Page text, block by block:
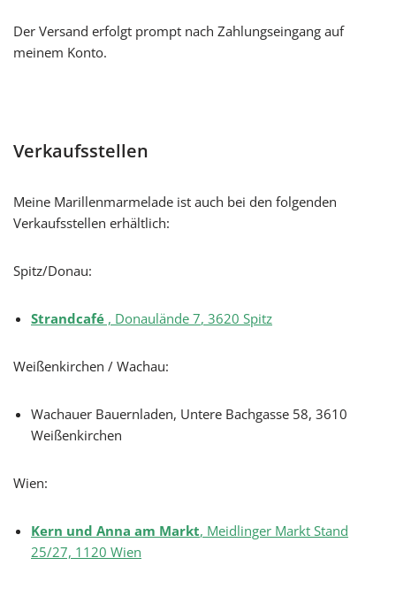
Der Versand erfolgt prompt nach Zahlungseingang auf
meinem Konto.
Verkaufsstellen
Meine Marillenmarmelade ist auch bei den folgenden
Verkaufsstellen erhältlich:
Spitz/Donau:
Strandcafé , Donaulände 7, 3620 Spitz
Weißenkirchen / Wachau:
Wachauer Bauernladen, Untere Bachgasse 58, 3610
Weißenkirchen
Wien:
Kern und Anna am Markt, Meidlinger Markt Stand
25/27, 1120 Wien